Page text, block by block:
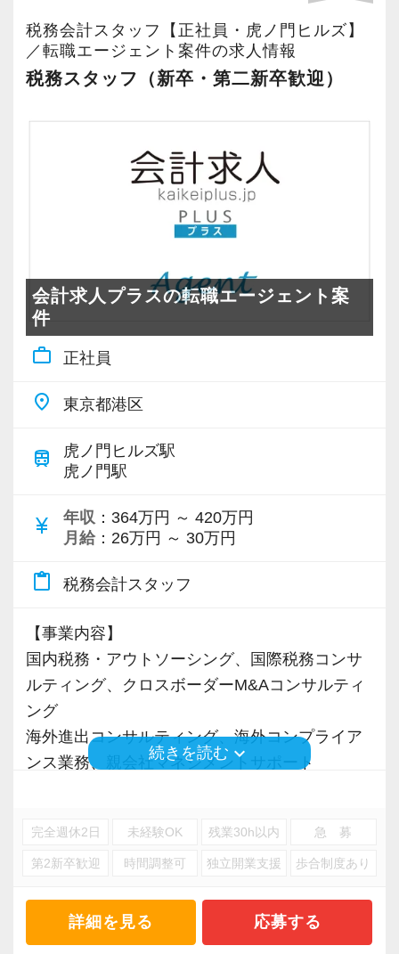
税務会計スタッフ【正社員・虎ノ門ヒルズ】
／転職エージェント案件の求人情報
税務スタッフ（新卒・第二新卒歓迎）
会計求人プラスの転職エージェント案
件
work_outline 正社員
place 東京都港区
train
虎ノ門ヒルズ駅
虎ノ門駅
currency_yen 年収 ：364万円 ～ 420万円
月給 ：26万円 ～ 30万円
content_paste 税務会計スタッフ
【事業内容】
国内税務・アウトソーシング、国際税務コンサ
ルティング、クロスボーダーM&Aコンサルティ
ング
海外進出コンサルティング、海外コンプライア
ンス業務、親会社マネジメントサポート
す。
続きを読む keyboard_arrow_down
完全週休2日 未経験OK 残業30h以内 急 募
第2新卒歓迎 時間調整可 独立開業支援 歩合制度あり
詳細を見る 応募する